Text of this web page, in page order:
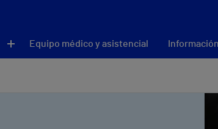
Equipo médico y asistencial